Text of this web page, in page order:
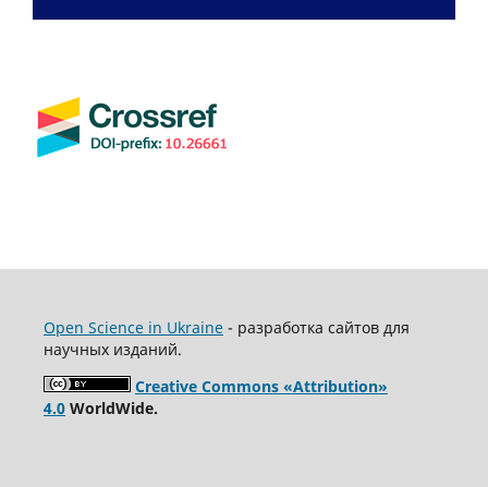
Open Science in Ukraine- разработка сайтов для
научных изданий.
Creative Commons «Attribution»
4.0WorldWide.